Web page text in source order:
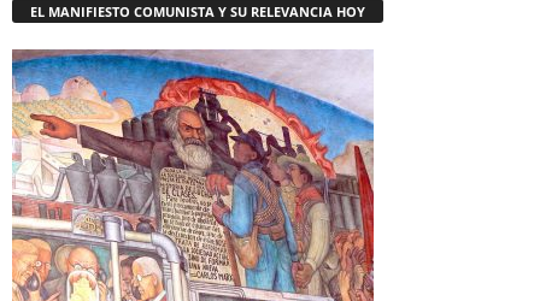
EL MANIFIESTO COMUNISTA Y SU RELEVANCIA HOY